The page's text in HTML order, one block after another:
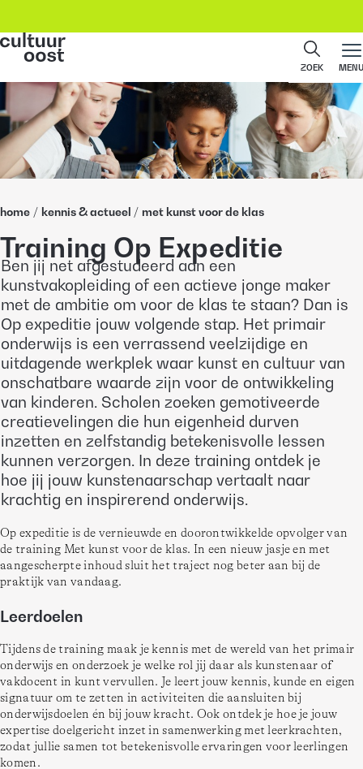
ZOEK MENU
home / kennis & actueel / met kunst voor de klas
Training Op Expeditie
Ben jij net afgestudeerd aan een
kunstvakopleiding of een actieve jonge maker
met de ambitie om voor de klas te staan? Dan is
Op expeditie jouw volgende stap. Het primair
onderwijs is een verrassend veelzijdige en
uitdagende werkplek waar kunst en cultuur van
onschatbare waarde zijn voor de ontwikkeling
van kinderen. Scholen zoeken gemotiveerde
creatievelingen die hun eigenheid durven
inzetten en zelfstandig betekenisvolle lessen
kunnen verzorgen. In deze training ontdek je
hoe jij jouw kunstenaarschap vertaalt naar
krachtig en inspirerend onderwijs.
Op expeditie is de vernieuwde en doorontwikkelde opvolger van
de training Met kunst voor de klas. In een nieuw jasje en met
aangescherpte inhoud sluit het traject nog beter aan bij de
praktijk van vandaag.
Leerdoelen
Tijdens de training maak je kennis met de wereld van het primair
onderwijs en onderzoek je welke rol jij daar als kunstenaar of
vakdocent in kunt vervullen. Je leert jouw kennis, kunde en eigen
signatuur om te zetten in activiteiten die aansluiten bij
onderwijsdoelen én bij jouw kracht. Ook ontdek je hoe je jouw
expertise doelgericht inzet in samenwerking met leerkrachten,
zodat jullie samen tot betekenisvolle ervaringen voor leerlingen
komen.